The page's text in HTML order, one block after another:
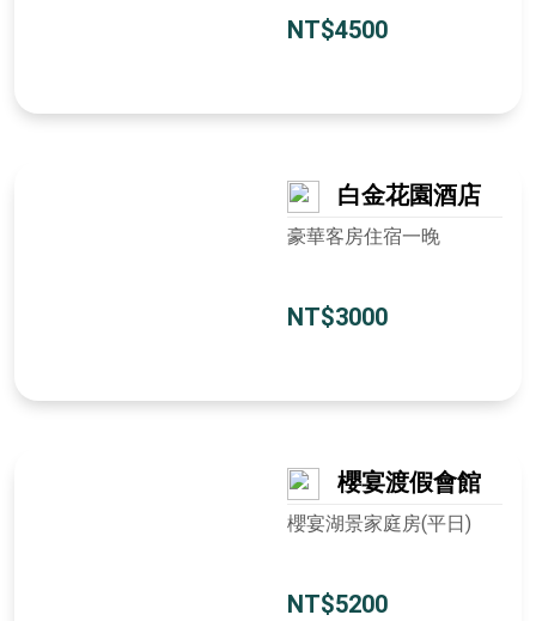
NT$4500
白金花園酒店
豪華客房住宿一晚
NT$3000
櫻宴渡假會館
櫻宴湖景家庭房(平日)
NT$5200